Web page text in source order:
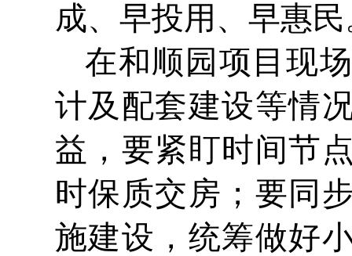
成、早投用、早惠
在和顺园项目现
计及配套建设等情
益，要紧盯时间节
时保质交房；要同
施建设，统筹做好